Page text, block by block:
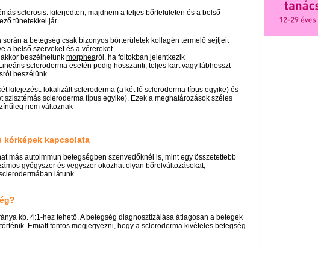
sclerosis: kiterjedten, majdnem a teljes bőrfelületen és a belső
tünetekkel jár.
során a betegség csak bizonyos bőrterületek kollagén termelő sejtjeit
a belső szerveket és a vérereket.
beszélhetünk morphearól, ha foltokban jelentkezik
scleroderma esetén pedig hosszanti, teljes kart vagy lábhosszt
beszélünk.
kifejezést: lokalizált scleroderma (a két fő scleroderma típus egyike) és
szisztémás scleroderma típus egyike). Ezek a meghatározások széles
nem változnak
kórképek kapcsolata
más autoimmun betegségben szenvedőknél is, mint egy összetettebb
gyógyszer és vegyszer okozhat olyan bőrelváltozásokat,
látunk.
kb. 4:1-hez tehető. A betegség diagnosztizálása átlagosan a betegek
Emiatt fontos megjegyezni, hogy a scleroderma kivételes betegség